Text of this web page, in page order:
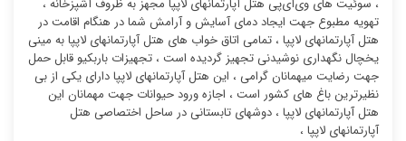
، سوئیت ‌های وی‌آی‌پی هتل آپارتمانهای لاپپا مجهز به ظروف آشپزخانه ،
تهویه مطبوع جهت ایجاد دمای آسایش و آرامش شما در هنگام اقامت در
هتل آپارتمانهای لاپپا ، تمامی اتاق خواب های هتل آپارتمانهای لاپپا به مینی
یخچال نگهداری نوشیدنی تجهیز گردیده است ، تجهیزات باربکیو قابل حمل
جهت رضایت میهمانان گرامی ، این هتل آپارتمانهای لاپپا دارای یکی از بی
نظیرترین باغ های کشور است ، اجازه ورود حیوانات جهت مهمانان این
هتل آپارتمانهای لاپپا ، دوشهای تابستانی در ساحل اختصاصی هتل
آپارتمانهای لاپپا ،